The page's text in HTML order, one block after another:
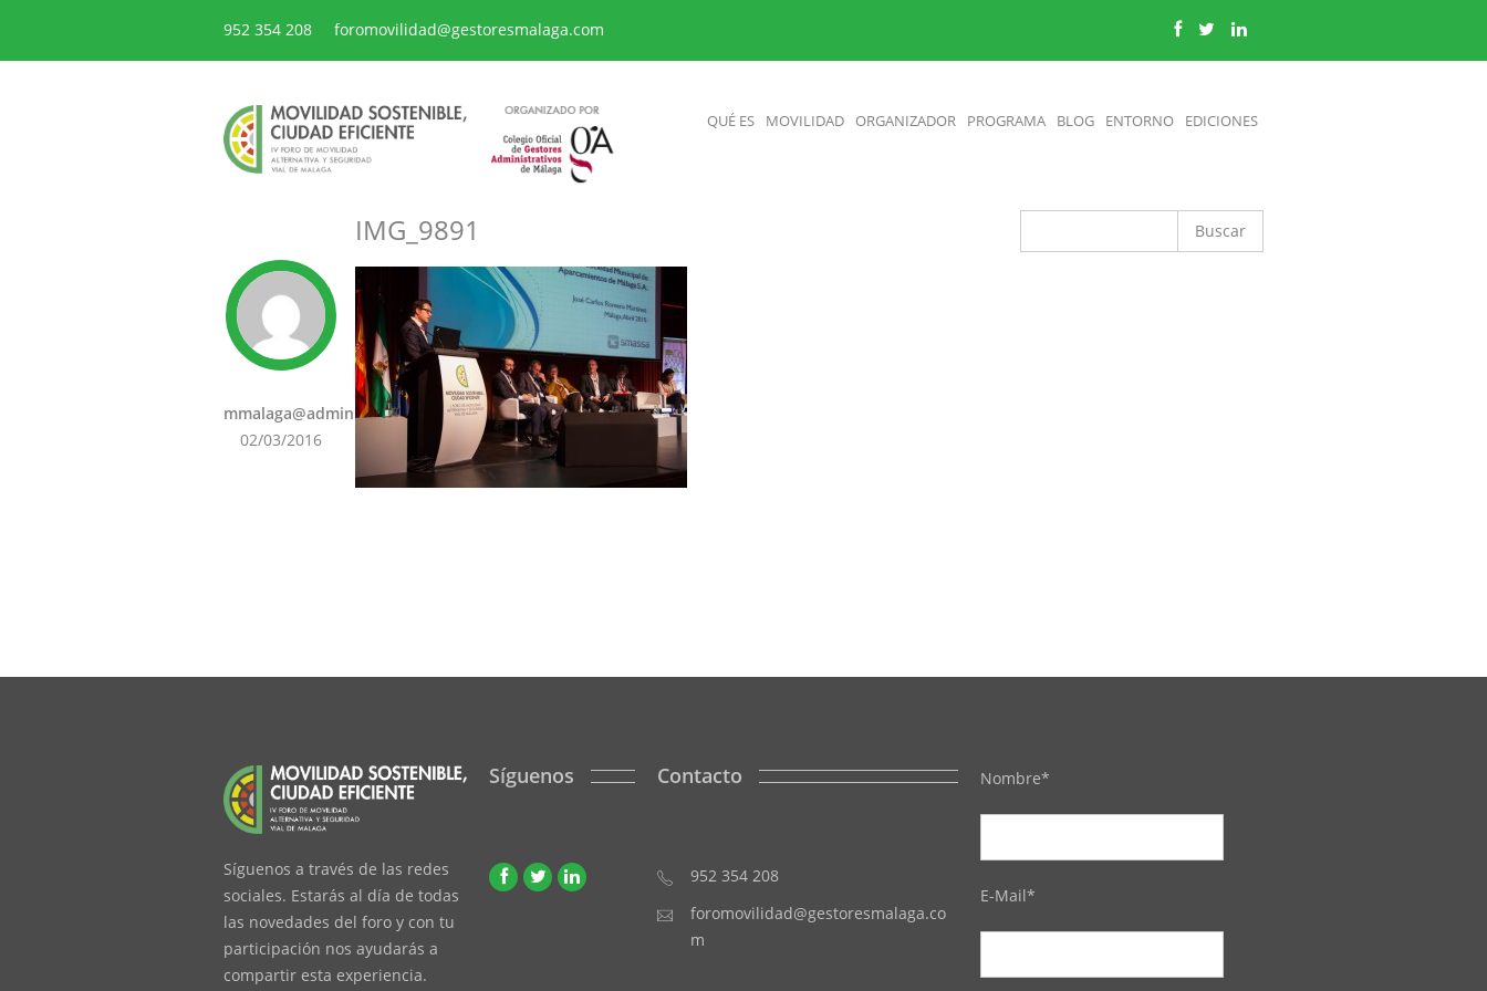
952 354 208 foromovilidad@gestoresmalaga.com
QUÉ ES MOVILIDAD ORGANIZADOR PROGRAMA BLOG ENTORNO EDICIONES
mmalaga@admin
02/03/2016
IMG_9891
Síguenos a través de las redes
sociales. Estarás al día de todas
las novedades del foro y con tu
participación nos ayudarás a
compartir esta experiencia.
Síguenos Contacto
952 354 208
foromovilidad@gestoresmalaga.co
m
Nombre*
E-Mail*